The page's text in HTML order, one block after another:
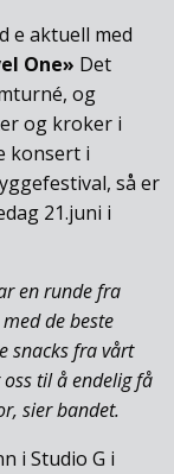
e aktuell med
One» Det
og
og kroker i
konsert i
så er
21.juni i
en runde fra
de beste
snacks fra vårt
oss til å endelig få
sier bandet.
i Studio G i